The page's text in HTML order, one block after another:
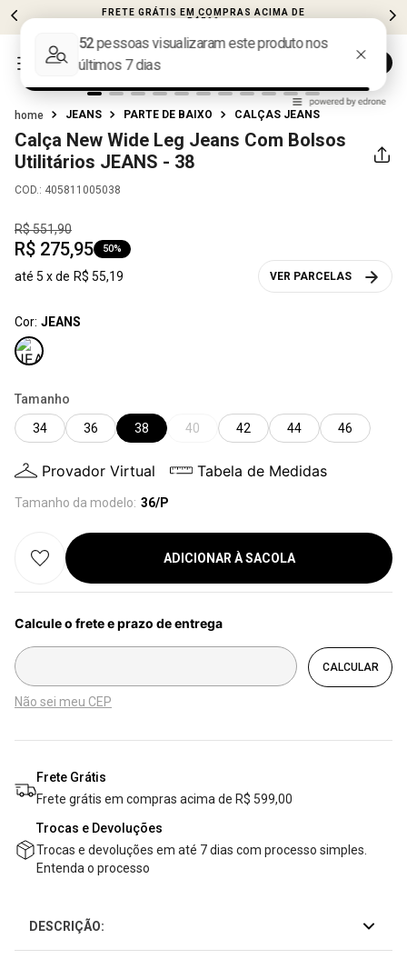
FRETE GRÁTIS EM COMPRAS ACIMA DE
R$599
JEANS PARTE DE BAIXO CALÇAS JEANS
Calça New Wide Leg Jeans Com Bolsos
Utilitários JEANS - 38
COD.: 405811005038
R$551,90
R$ 275,95 50%
até 5 x de R$ 55,19 VER PARCELAS
Cor: JEANS
Tamanho
34
36 38 40 42 44 46
Provador Virtual Tabela de Medidas
Tamanho da modelo: 36/P
ADICIONAR À SACOLA
Não sei meu CEP
Frete Grátis
Frete grátis em compras acima de R$ 599,00
Trocas e Devoluções
Trocas e devoluções em até 7 dias com processo simples.
Entenda o processo
DESCRIÇÃO: